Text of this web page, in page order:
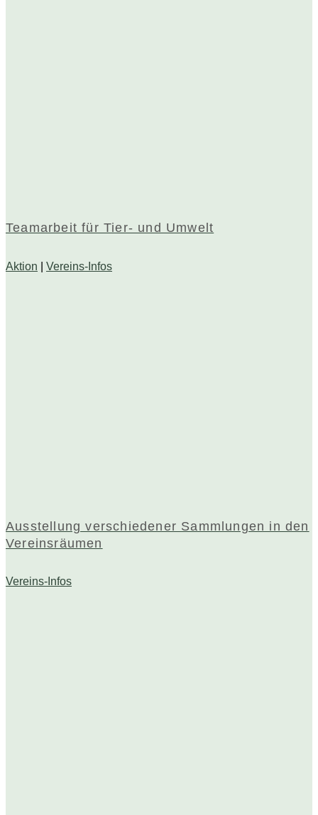
Teamarbeit für Tier- und Umwelt
Aktion Vereins-Infos
Ausstellung verschiedener Sammlungen in den
Vereinsräumen
Vereins-Infos